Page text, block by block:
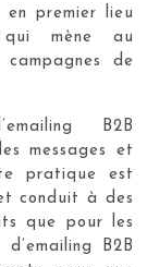
en premier lieu
mène au
de
B2B
messages et
pratique est
conduit à des
que pour les
B2B